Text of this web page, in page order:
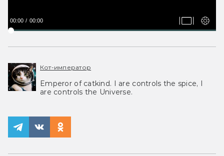
00:00 00:00
Кот-император
Emperor of catkind. I are controls the spice, I
are controls the Universe.